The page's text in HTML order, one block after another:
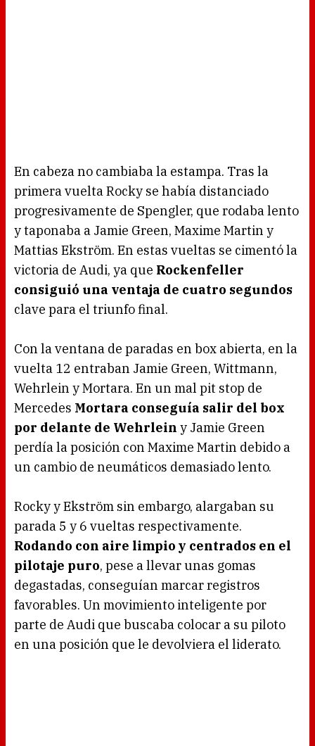
En cabeza no cambiaba la estampa. Tras la
primera vuelta Rocky se había distanciado
progresivamente de Spengler, que rodaba lento
y taponaba a Jamie Green, Maxime Martin y
Mattias Ekström. En estas vueltas se cimentó la
victoria de Audi, ya que Rockenfeller
consiguió una ventaja de cuatro segundos
clave para el triunfo final.
Con la ventana de paradas en box abierta, en la
vuelta 12 entraban Jamie Green, Wittmann,
Wehrlein y Mortara. En un mal pit stop de
Mercedes Mortara conseguía salir del box
por delante de Wehrlein y Jamie Green
perdía la posición con Maxime Martin debido a
un cambio de neumáticos demasiado lento.
Rocky y Ekström sin embargo, alargaban su
parada 5 y 6 vueltas respectivamente.
Rodando con aire limpio y centrados en el
pilotaje puro, pese a llevar unas gomas
degastadas, conseguían marcar registros
favorables. Un movimiento inteligente por
parte de Audi que buscaba colocar a su piloto
en una posición que le devolviera el liderato.